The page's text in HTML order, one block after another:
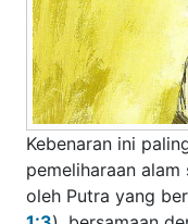
sendiri, tetapi Sang
natur itu. Karenanya,
oleh natur manusia-
natur manusia-Nya
Dengan
Kristologi dari
buku ini menuntun
Kristus adalah Allah